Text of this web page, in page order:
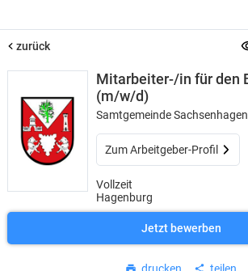
zurück
Mitarbeiter-/in für den
(m/w/d)
Samtgemeinde Sachsenhagen
Zum Arbeitgeber-Profil
Vollzeit
Hagenburg
Jetzt bewerben